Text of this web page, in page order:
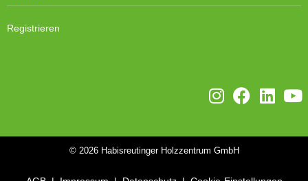
Registrieren
© 2026 Habisreutinger Holzzentrum GmbH